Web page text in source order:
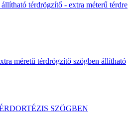
térdrögzítő - extra méterű térdre
méretű térdrögzítő szögben állítható
SZÖGBEN